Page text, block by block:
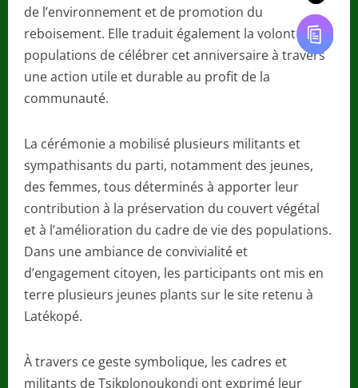
de l’environnement et de promotion du
reboisement. Elle traduit également la volonté des
populations de célébrer cet anniversaire à travers
une action utile et durable au profit de la
communauté.
La cérémonie a mobilisé plusieurs militants et
sympathisants du parti, notamment des jeunes,
des femmes, tous déterminés à apporter leur
contribution à la préservation du couvert végétal
et à l’amélioration du cadre de vie des populations.
Dans une ambiance de convivialité et
d’engagement citoyen, les participants ont mis en
terre plusieurs jeunes plants sur le site retenu à
Latékopé.
À travers ce geste symbolique, les cadres et
militants de Tsikplonoukondi ont exprimé leur